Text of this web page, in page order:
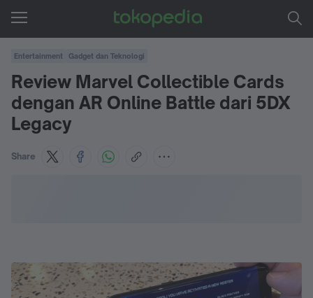
Entertainment Gadget dan Teknologi
Review Marvel Collectible Cards
dengan AR Online Battle dari 5DX
Legacy
Share